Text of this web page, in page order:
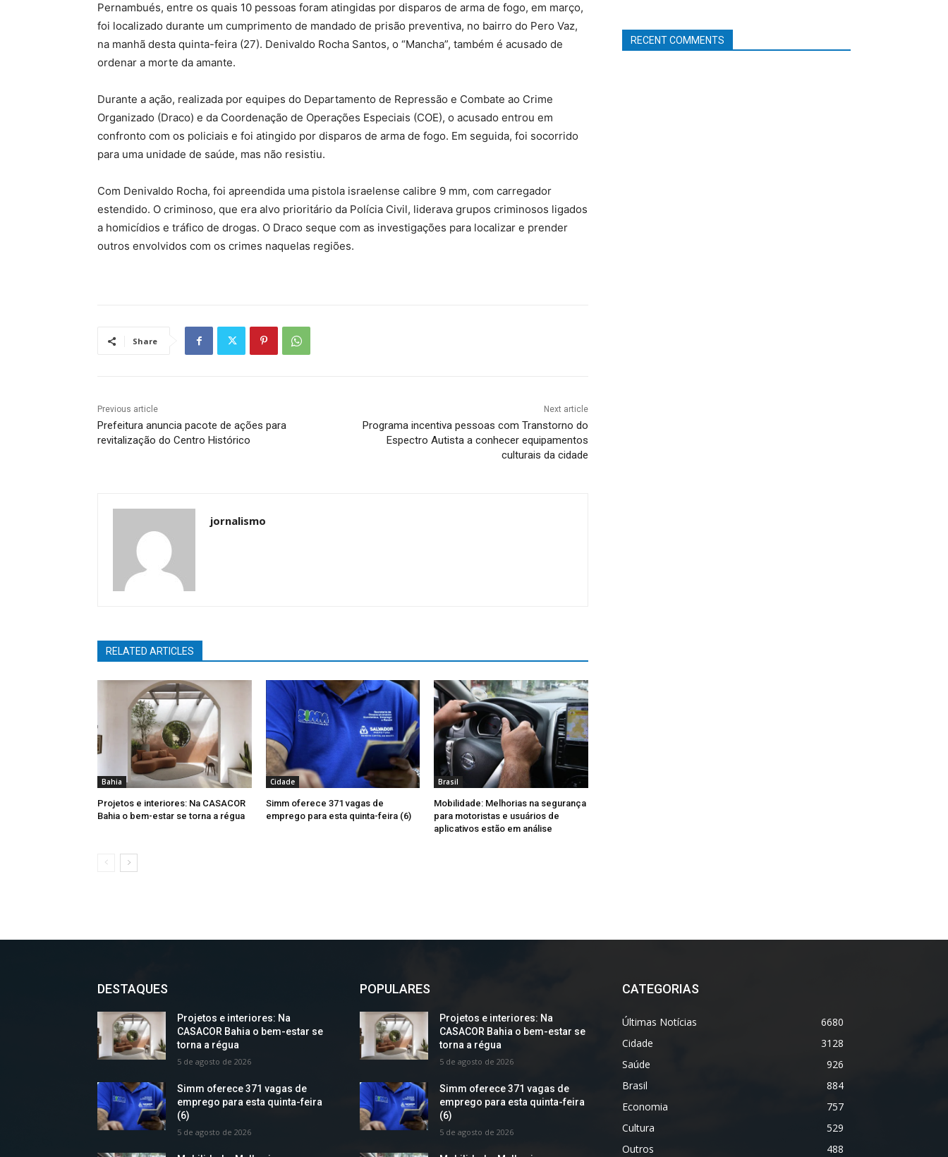
Pernambués, entre os quais 10 pessoas foram atingidas por disparos de arma de fogo, em março,
foi localizado durante um cumprimento de mandado de prisão preventiva, no bairro do Pero Vaz,
na manhã desta quinta-feira (27). Denivaldo Rocha Santos, o “Mancha”, também é acusado de
ordenar a morte da amante.
Durante a ação, realizada por equipes do Departamento de Repressão e Combate ao Crime
Organizado (Draco) e da Coordenação de Operações Especiais (COE), o acusado entrou em
confronto com os policiais e foi atingido por disparos de arma de fogo. Em seguida, foi socorrido
para uma unidade de saúde, mas não resistiu.
Com Denivaldo Rocha, foi apreendida uma pistola israelense calibre 9 mm, com carregador
estendido. O criminoso, que era alvo prioritário da Polícia Civil, liderava grupos criminosos ligados
a homicídios e tráfico de drogas. O Draco seque com as investigações para localizar e prender
outros envolvidos com os crimes naquelas regiões.
Share
Previous article
Prefeitura anuncia pacote de ações para
revitalização do Centro Histórico
Next article
Programa incentiva pessoas com Transtorno do
Espectro Autista a conhecer equipamentos
culturais da cidade
jornalismo
RELATED ARTICLES
Bahia
Projetos e interiores: Na CASACOR
Bahia o bem-estar se torna a régua
Cidade
Simm oferece 371 vagas de
emprego para esta quinta-feira (6)
Brasil
Mobilidade: Melhorias na segurança
para motoristas e usuários de
aplicativos estão em análise
RECENT COMMENTS
DESTAQUES
Projetos e interiores: Na
CASACOR Bahia o bem-estar se
torna a régua
5 de agosto de 2026
Simm oferece 371 vagas de
emprego para esta quinta-feira
(6)
5 de agosto de 2026
POPULARES
Projetos e interiores: Na
CASACOR Bahia o bem-estar se
torna a régua
5 de agosto de 2026
Simm oferece 371 vagas de
emprego para esta quinta-feira
(6)
5 de agosto de 2026
CATEGORIAS
Últimas Notícias
6680
Cidade
3128
Saúde
926
Brasil
884
Economia
757
Cultura
529
Outros
488